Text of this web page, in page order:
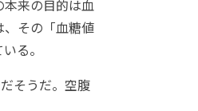
来の目的は血
その「血糖値
る。
そうだ。空腹